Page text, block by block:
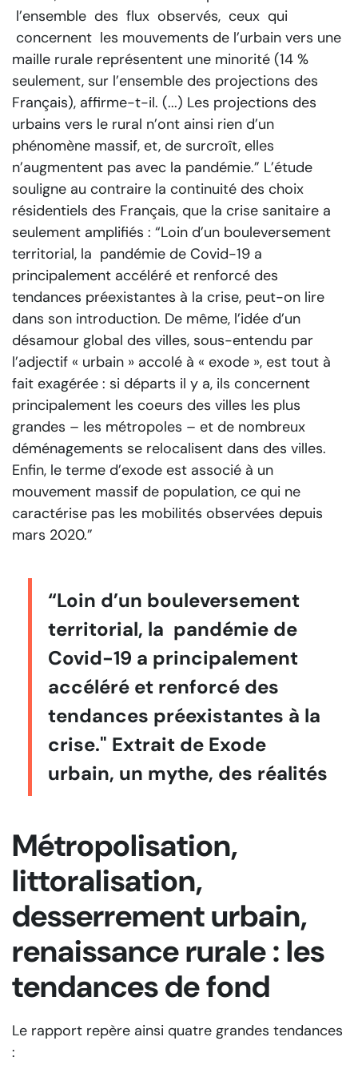
l’ensemble des flux observés, ceux qui
concernent les mouvements de l’urbain vers une
maille rurale représentent une minorité (14 %
seulement, sur l’ensemble des projections des
Français), affirme-t-il. (...) Les projections des
urbains vers le rural n’ont ainsi rien d’un
phénomène massif, et, de surcroît, elles
n’augmentent pas avec la pandémie.” L’étude
souligne au contraire la continuité des choix
résidentiels des Français, que la crise sanitaire a
seulement amplifiés : “Loin d’un bouleversement
territorial, la pandémie de Covid-19 a
principalement accéléré et renforcé des
tendances préexistantes à la crise, peut-on lire
dans son introduction. De même, l’idée d’un
désamour global des villes, sous-entendu par
l’adjectif « urbain » accolé à « exode », est tout à
fait exagérée : si départs il y a, ils concernent
principalement les coeurs des villes les plus
grandes – les métropoles – et de nombreux
déménagements se relocalisent dans des villes.
Enfin, le terme d’exode est associé à un
mouvement massif de population, ce qui ne
caractérise pas les mobilités observées depuis
mars 2020.”
“Loin d’un bouleversement
territorial, la pandémie de
Covid-19 a principalement
accéléré et renforcé des
tendances préexistantes à la
crise." Extrait de Exode
urbain, un mythe, des réalités
Métropolisation,
littoralisation,
desserrement urbain,
renaissance rurale : les
tendances de fond
Le rapport repère ainsi quatre grandes tendances
: